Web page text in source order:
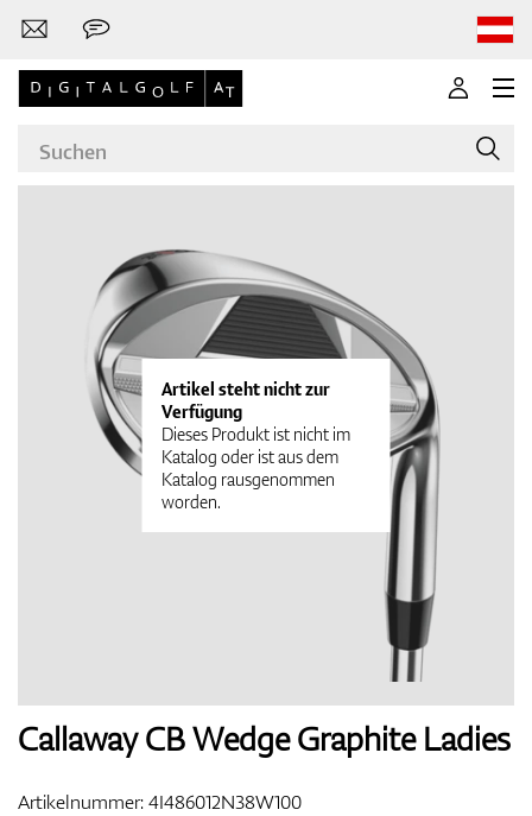
Marken
Golfschläger
Bekleidung
Artikel steht nicht zur
Verfügung
Dieses Produkt ist nicht im
Katalog oder ist aus dem
Katalog rausgenommen
worden.
Callaway CB Wedge Graphite Ladies
Artikelnummer:4I486012N38W100